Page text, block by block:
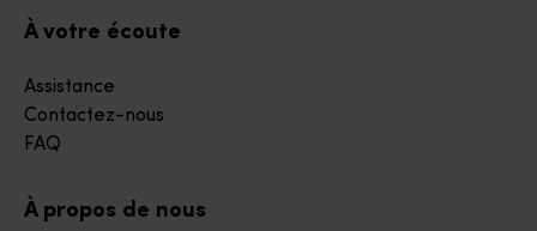
À votre écoute
Assistance
Contactez-nous
FAQ
À propos de nous